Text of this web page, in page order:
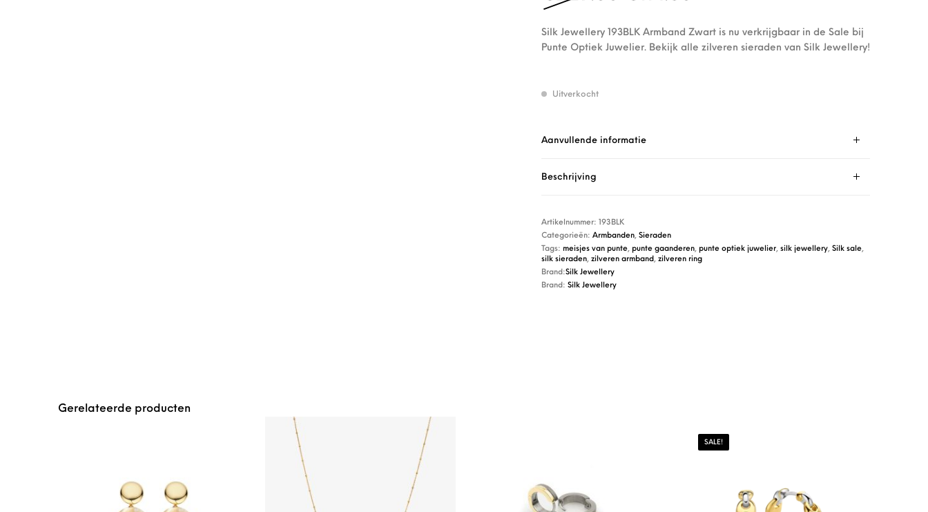
Silk Jewellery 193BLK Armband Zwart is nu verkrijgbaar in de Sale bij
Punte Optiek Juwelier. Bekijk alle zilveren sieraden van Silk Jewellery!
Uitverkocht
Aanvullende informatie
Beschrijving
Artikelnummer:
193BLK
Categorieën: Armbanden, Sieraden
Tags: meisjes van punte, punte gaanderen, punte optiek juwelier, silk jewellery, Silk sale,
silk sieraden, zilveren armband, zilveren ring
Brand:Silk Jewellery
Brand: Silk Jewellery
Gerelateerde producten
SALE!